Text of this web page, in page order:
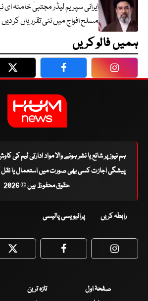
ایرانی سپریم لیڈر مجتبیٰ خامنہ ای
مسلح افواج میں نئی تقرریاں کر دیں
ہمیں فالو کریں
Twitter Facebook
ہم نیوز پر شائع یا نشر ہونے والا مواد ادارتی ٹیم کی
پیشگی اجازت کسی بھی صورت میں استعمال یا نقل
حقوق محفوظ ہیں © 2026
رابطہ کریں پرائیویسی پالیسی
Twitter Facebook
صفحۂ اول تازہ ترین